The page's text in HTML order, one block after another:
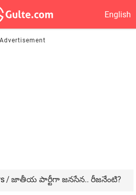
English
/ జాతీయ పార్టీగా జనసేన.. రీజనేంటి?